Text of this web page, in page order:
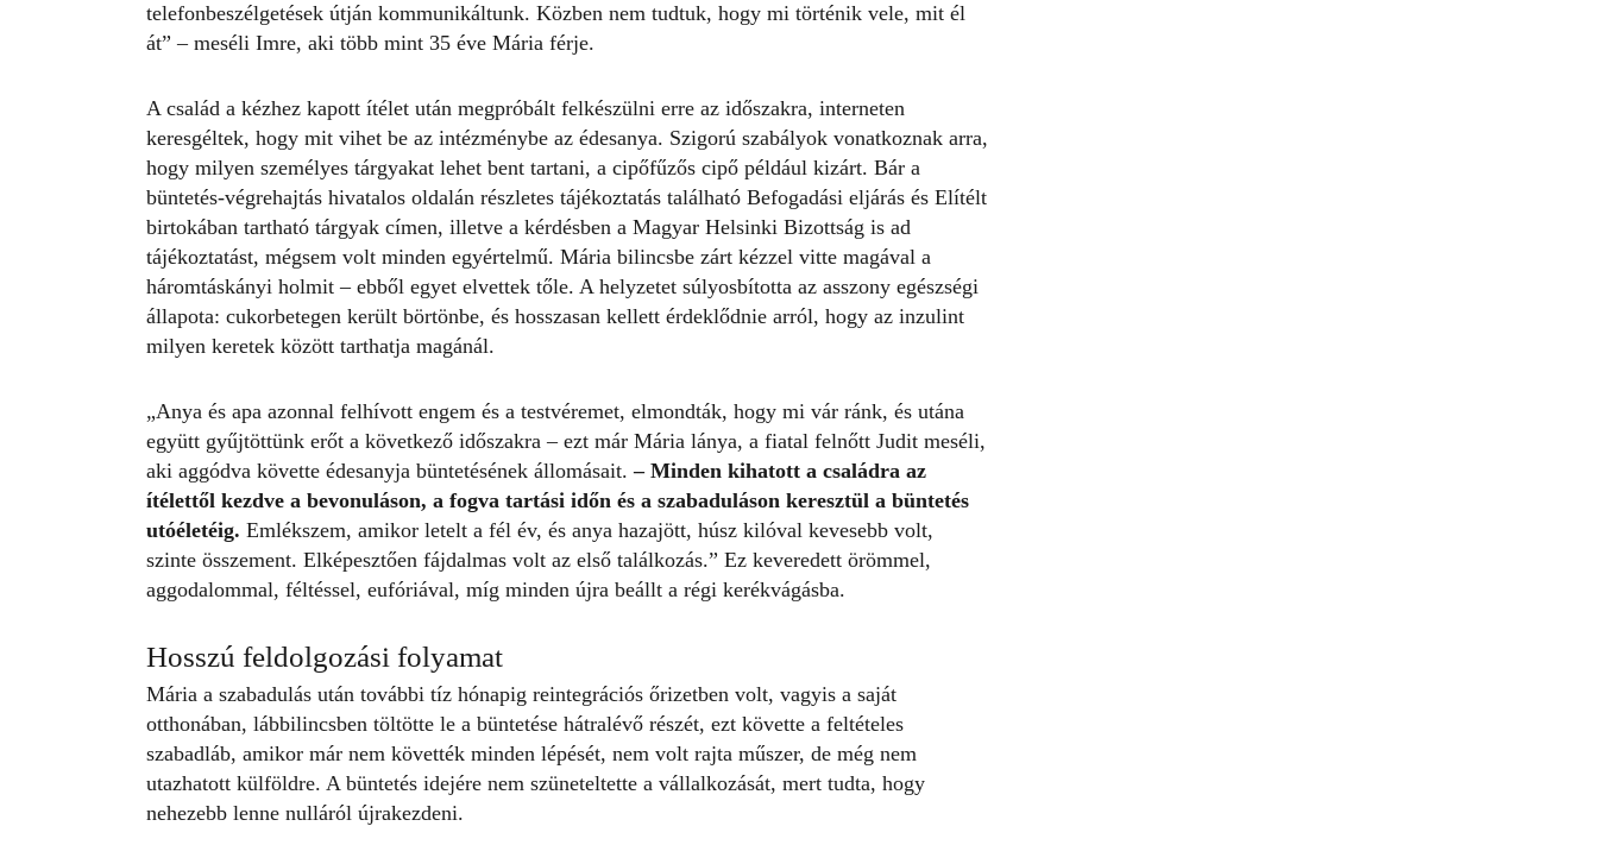
telefonbeszélgetések útján kommunikáltunk. Közben nem tudtuk, hogy mi történik vele, mit él
át” – meséli Imre, aki több mint 35 éve Mária férje.
A család a kézhez kapott ítélet után megpróbált felkészülni erre az időszakra, interneten
keresgéltek, hogy mit vihet be az intézménybe az édesanya. Szigorú szabályok vonatkoznak arra,
hogy milyen személyes tárgyakat lehet bent tartani, a cipőfűzős cipő például kizárt. Bár a
büntetés-végrehajtás hivatalos oldalán részletes tájékoztatás található Befogadási eljárás és Elítélt
birtokában tartható tárgyak címen, illetve a kérdésben a Magyar Helsinki Bizottság is ad
tájékoztatást, mégsem volt minden egyértelmű. Mária bilincsbe zárt kézzel vitte magával a
háromtáskányi holmit – ebből egyet elvettek tőle. A helyzetet súlyosbította az asszony egészségi
állapota: cukorbetegen került börtönbe, és hosszasan kellett érdeklődnie arról, hogy az inzulint
milyen keretek között tarthatja magánál.
„Anya és apa azonnal felhívott engem és a testvéremet, elmondták, hogy mi vár ránk, és utána
együtt gyűjtöttünk erőt a következő időszakra – ezt már Mária lánya, a fiatal felnőtt Judit meséli,
aki aggódva követte édesanyja büntetésének állomásait.– Minden kihatott a családra az
ítélettől kezdve a bevonuláson, a fogva tartási időn és a szabaduláson keresztül a büntetés
utóéletéig. Emlékszem, amikor letelt a fél év, és anya hazajött, húsz kilóval kevesebb volt,
szinte összement. Elképesztően fájdalmas volt az első találkozás.” Ez keveredett örömmel,
aggodalommal, féltéssel, eufóriával, míg minden újra beállt a régi kerékvágásba.
Hosszú feldolgozási folyamat
Mária a szabadulás után további tíz hónapig reintegrációs őrizetben volt, vagyis a saját
otthonában, lábbilincsben töltötte le a büntetése hátralévő részét, ezt követte a feltételes
szabadláb, amikor már nem követték minden lépését, nem volt rajta műszer, de még nem
utazhatott külföldre. A büntetés idejére nem szüneteltette a vállalkozását, mert tudta, hogy
nehezebb lenne nulláról újrakezdeni.